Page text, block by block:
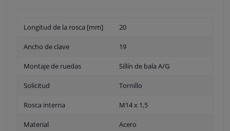
Longitud de la rosca [mm] 20
Ancho de clave 19
Montaje de ruedas Sillín de bala A/G
Solicitud Tornillo
Rosca interna M14 x 1,5
Material Acero